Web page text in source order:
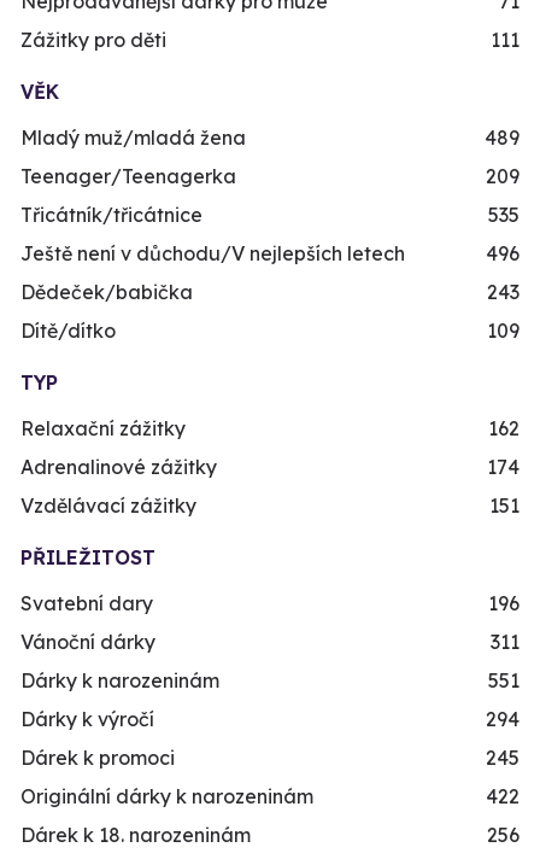
Zážitky pro děti
111
VĚK
Mladý muž/mladá žena
489
Teenager/Teenagerka
209
Třicátník/třicátnice
535
Ještě není v důchodu/V nejlepších letech
496
Dědeček/babička
243
Dítě/dítko
109
TYP
Relaxační zážitky
162
Adrenalinové zážitky
174
Vzdělávací zážitky
151
PŘILEŽITOST
Svatební dary
196
Vánoční dárky
311
Dárky k narozeninám
551
Dárky k výročí
294
Dárek k promoci
245
Originální dárky k narozeninám
422
Dárek k 18. narozeninám
256